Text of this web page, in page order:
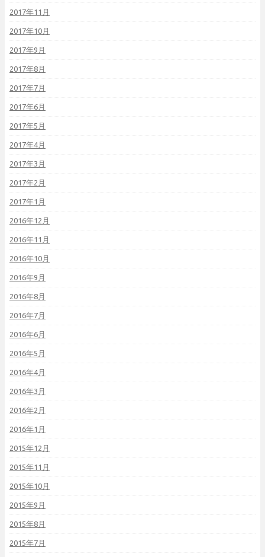
2017年11月
2017年10月
2017年9月
2017年8月
2017年7月
2017年6月
2017年5月
2017年4月
2017年3月
2017年2月
2017年1月
2016年12月
2016年11月
2016年10月
2016年9月
2016年8月
2016年7月
2016年6月
2016年5月
2016年4月
2016年3月
2016年2月
2016年1月
2015年12月
2015年11月
2015年10月
2015年9月
2015年8月
2015年7月